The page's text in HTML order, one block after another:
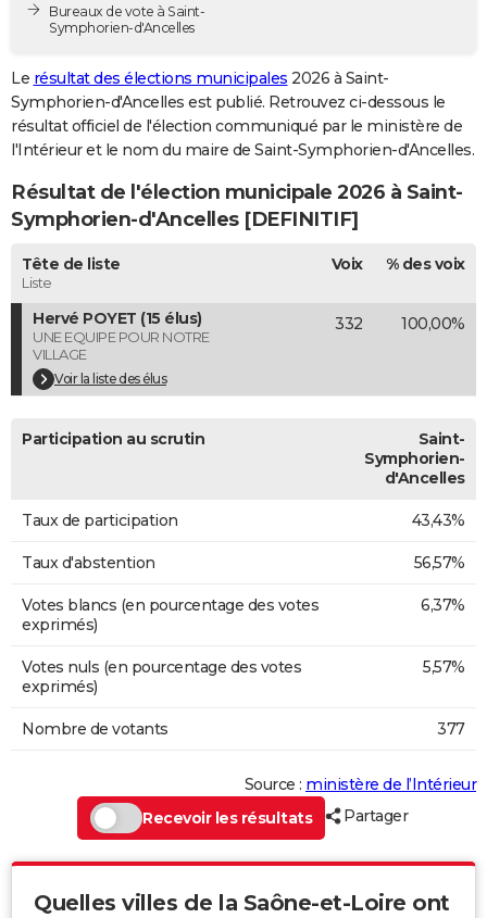
Destinations
City break
Voyage nature
Voyage de noces
Forum
PHOTO
GUIDES D'ACHAT
BONS PLANS
CARTE DE VOEUX
Carte de Noël
Carte Bonne année
Carte Saint-Valentin
Carte Pâques
Carte d'anniversaire
DICTIONNAIRE
COPAINS D'AVANT
S'inscrire
Se connecter
Lycées
Collèges
Primaires
Universités
Entreprises
Service militaire
Avis de recherche
AVIS DE DÉCÈS
FORUM
Bureaux de vote à Saint-
Symphorien-d'Ancelles
Le résultat des élections municipales 2026 à Saint-
Symphorien-d'Ancelles est publié. Retrouvez ci-dessous le
résultat officiel de l'élection communiqué par le ministère de
l'Intérieur et le nom du maire de Saint-Symphorien-d'Ancelles.
Résultat de l'élection municipale 2026 à Saint-
Symphorien-d'Ancelles [DEFINITIF]
Tête de liste
Liste
Voix % des voix
Hervé POYET (15 élus)
UNE EQUIPE POUR NOTRE
VILLAGE
Voir la liste des élus
332 100,00%
Participation au scrutin
Saint-
Symphorien-
d'Ancelles
Taux de participation 43,43%
Taux d'abstention 56,57%
Votes blancs (en pourcentage des votes
exprimés)
6,37%
Votes nuls (en pourcentage des votes
exprimés)
5,57%
Nombre de votants 377
Source : ministère de l’Intérieur
Recevoir les résultats
Partager
Quelles villes de la Saône-et-Loire ont